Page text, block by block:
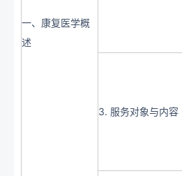
一、康复医学概
述
3. 服务对象与内容